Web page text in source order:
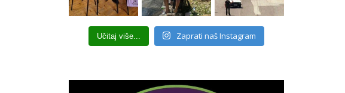
Učitaj više... Zaprati naš Instagram